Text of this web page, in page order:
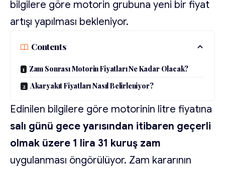
bilgilere göre motorin grubuna yeni bir fiyat
artışı yapılması bekleniyor.
Contents
Zam Sonrası Motorin Fiyatları Ne Kadar Olacak?
Akaryakıt Fiyatları Nasıl Belirleniyor?
Edinilen bilgilere göre motorinin litre fiyatına
salı günü gece yarısından itibaren geçerli
olmak üzere 1 lira 31 kuruş zam
uygulanması öngörülüyor. Zam kararının